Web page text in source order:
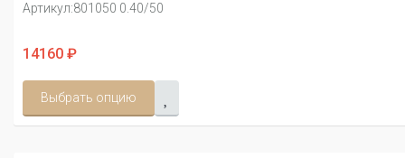
Артикул:801050 0.40/50
14160 ₽
Выбрать опцию